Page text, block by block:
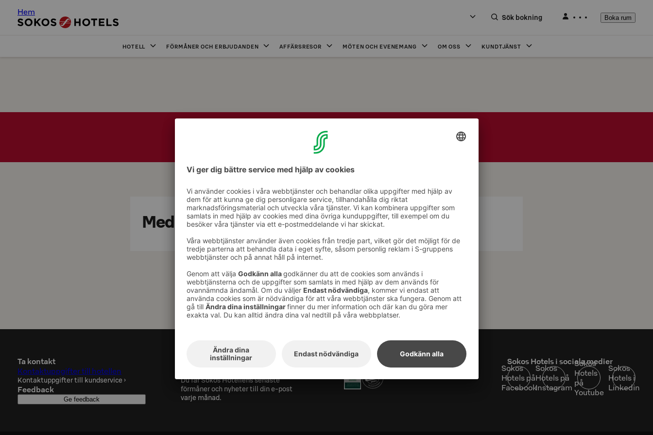
Hem
Sök bokning Boka rum
HOTELL FÖRMÅNER OCH ERBJUDANDEN AFFÄRSRESOR MÖTEN OCH EVENEMANG OM OSS KUNDTJÄNST
Med barn
Med barn
Ta kontakt
Kontaktuppgifter till hotellen
Kontaktuppgifter till kundservice ›
Feedback
Ge feedback
Sokos Hotels nyhetsbrev
Du får Sokos Hotellens senaste
förmåner och nyheter till din e-post
varje månad.
Utmärkelser och certifikat Sokos Hotels i sociala medier
Sokos
Hotels på
Facebook
Sokos
Hotels på
Instagram
Sokos
Hotels
på
Youtube
Sokos
Hotels i
Linkedin